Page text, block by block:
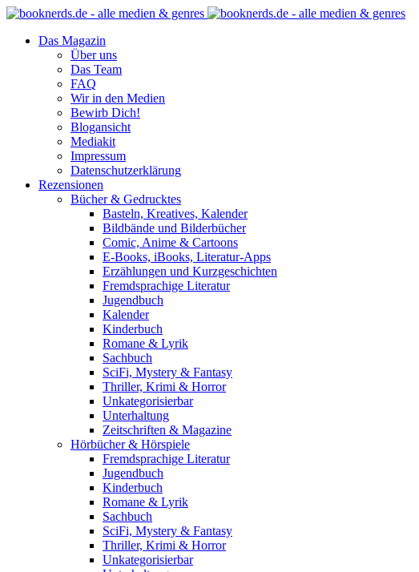
Das Magazin
Über uns
Das Team
FAQ
Wir in den Medien
Bewirb Dich!
Blogansicht
Mediakit
Impressum
Datenschutzerklärung
Rezensionen
Bücher & Gedrucktes
Basteln, Kreatives, Kalender
Bildbände und Bilderbücher
Comic, Anime & Cartoons
E-Books, iBooks, Literatur-Apps
Erzählungen und Kurzgeschichten
Fremdsprachige Literatur
Jugendbuch
Kalender
Kinderbuch
Romane & Lyrik
Sachbuch
SciFi, Mystery & Fantasy
Thriller, Krimi & Horror
Unkategorisierbar
Unterhaltung
Zeitschriften & Magazine
Hörbücher & Hörspiele
Fremdsprachige Literatur
Jugendbuch
Kinderbuch
Romane & Lyrik
Sachbuch
SciFi, Mystery & Fantasy
Thriller, Krimi & Horror
Unkategorisierbar